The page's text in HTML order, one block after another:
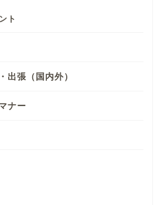
ト
出張（国内外）
ナー